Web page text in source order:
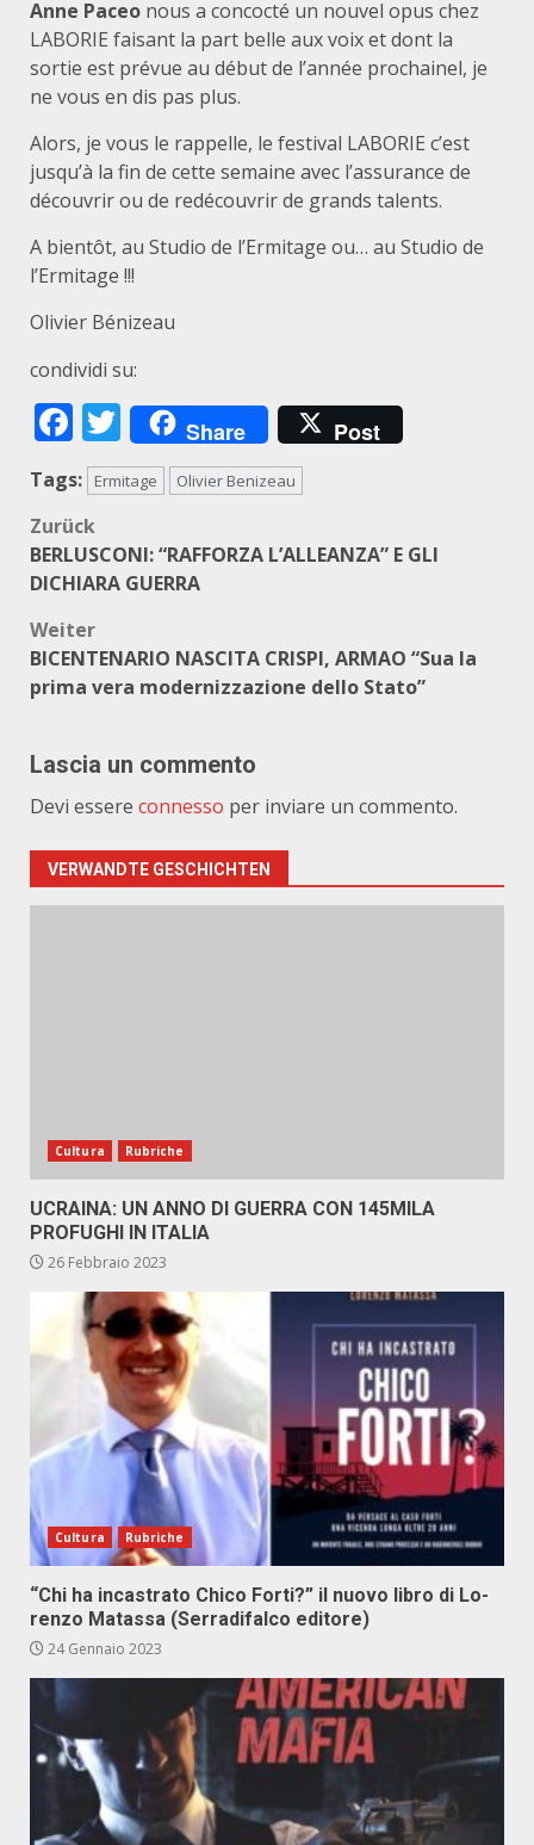
Anne Paceo nous a concocté un nouvel opus chez
LABORIE faisant la part belle aux voix et dont la
sortie est prévue au début de l’année prochainel, je
ne vous en dis pas plus.
Alors, je vous le rappelle, le festival LABORIE c’est
jusqu’à la fin de cette semaine avec l’assurance de
découvrir ou de redécouvrir de grands talents.
A bientôt, au Studio de l’Ermitage ou… au Studio de
l’Ermitage !!!
Olivier Bénizeau
condividi su:
Facebook
Twitter
Share Post
Tags: Ermitage Olivier Benizeau
Beitragsnavigation
Zurück
BERLUSCONI: “RAFFORZA L’ALLEANZA” E GLI
DICHIARA GUERRA
Weiter
BICENTENARIO NASCITA CRISPI, ARMAO “Sua la
prima vera modernizzazione dello Stato”
Lascia un commento
Devi essere connesso per inviare un commento.
VERWANDTE GESCHICHTEN
Cultura Rubriche
UCRAINA: UN ANNO DI GUERRA CON 145MILA
PROFUGHI IN ITALIA
26 Febbraio 2023
Cultura Rubriche
“Chi ha in­ca­stra­to Chi­co For­ti?” il nuo­vo li­bro di Lo­
ren­zo Ma­tas­sa (Ser­ra­di­fal­co edi­to­re)
24 Gennaio 2023